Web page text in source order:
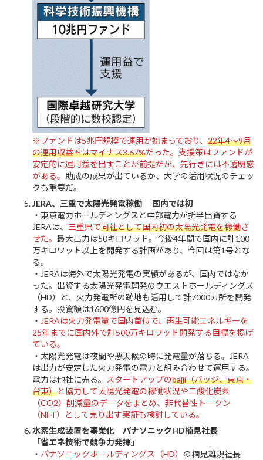
※ファンドは5兆円規模で運用が始まっており、 22年4～9月
の運用収益率はマイナス3.67%だった。支援策はファンドが
安定的に運用益を出すことが前提だが、先行きには不透明感
がある。 助成の成果が出ているか、大学の活用状況のチェッ
クも重要だ。
JERA、三重で太陽光発電稼働 国内では初
・東京電力ホールディングスと中部電力が折半出資する
JERAは、 三重県で同社として国内初の太陽光発電を稼働さ
せた。 最大出力は50キロワット。今後4年間で国内に計100
万キロワット以上を開発する計画があり、今回は第1号とな
る。
・JERAは海外で太陽光発電の実績があるが、国内ではなか
った。出資する太陽光発電開発のウエストホールディングス
（HD）と、火力発電所の跡地も活用して計7000カ所を開発
する。投資額は1600億円を見込む。
・ JERAは火力発電量で国内首位で、再生可能エネルギーを
25年までに国内外で計500万キロワット開発する目標を掲げ
ている。
・太陽光発電は夜間や悪天候の時に発電量が落ちる。JERA
は出力が安定した火力発電の電力と組み合わせて運用する。
電力は他社に売る。
スタートアップのbajji（バッジ、東京・
台東）と協力して太陽光発電の稼働状況や二酸化炭素
（CO2）削減量のデータをまとめ、非代替性トークン
（NFT）として売り出す実証も検討している。
水素生成装置を事業化 パナソニックHD楠見社長
「省エネ技術で競争力発揮」
・ パナソニックホールディングス（HD） の楠見雄規社長